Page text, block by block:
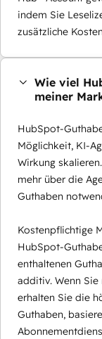
indem Sie
zusätzliche
Wie viel
meiner
HubSpot-
Möglichkeit, KI-
Wirkung
mehr über die
Guthaben
Kostenpflichtige
HubSpot-
enthaltenen
additiv. Wenn
erhalten Sie die
Guthaben,